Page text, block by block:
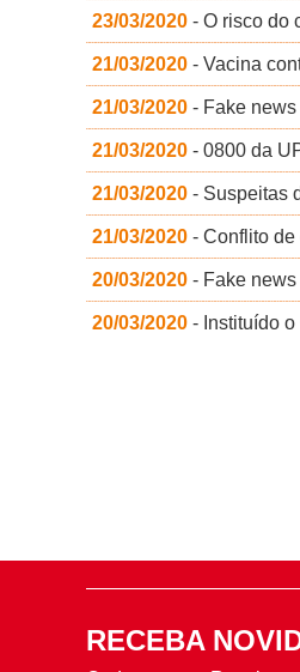
23/03/2020 - O risco do
21/03/2020 - Vacina
21/03/2020 - Fake
21/03/2020 - 0800 da
21/03/2020 - Suspeitas
21/03/2020 - Conflito
20/03/2020 - Fake
20/03/2020 - Instituído
RECEBA